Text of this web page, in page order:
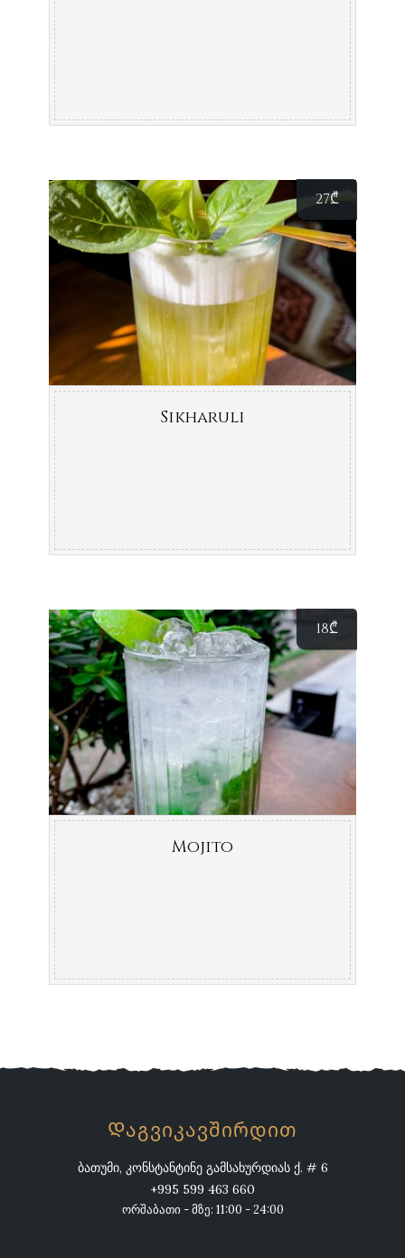
27₾
Sikharuli
18₾
Mojito
Დაგვიკავშირდით
ბათუმი, კონსტანტინე გამსახურდიას ქ. # 6
+995 599 463 660
ორშაბათი - მზე: 11:00 - 24:00